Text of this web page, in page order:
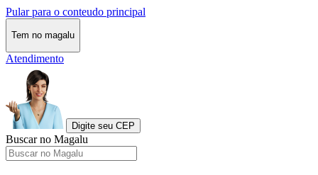
Pular para o conteudo principal
Tem no magalu
Atendimento
Digite seu CEP
Buscar no Magalu